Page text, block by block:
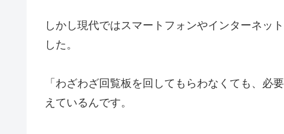
しかし現代ではスマートフォンやインターネッ
した。
「わざわざ回覧板を回してもらわなくても、必
えているんです。